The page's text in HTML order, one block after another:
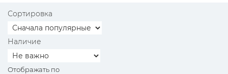
Сортировка
Наличие
Отображать по